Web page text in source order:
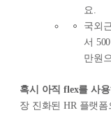
요.
국외
서
만원
혹시 아직 flex를 사
장 진화된 HR 플랫